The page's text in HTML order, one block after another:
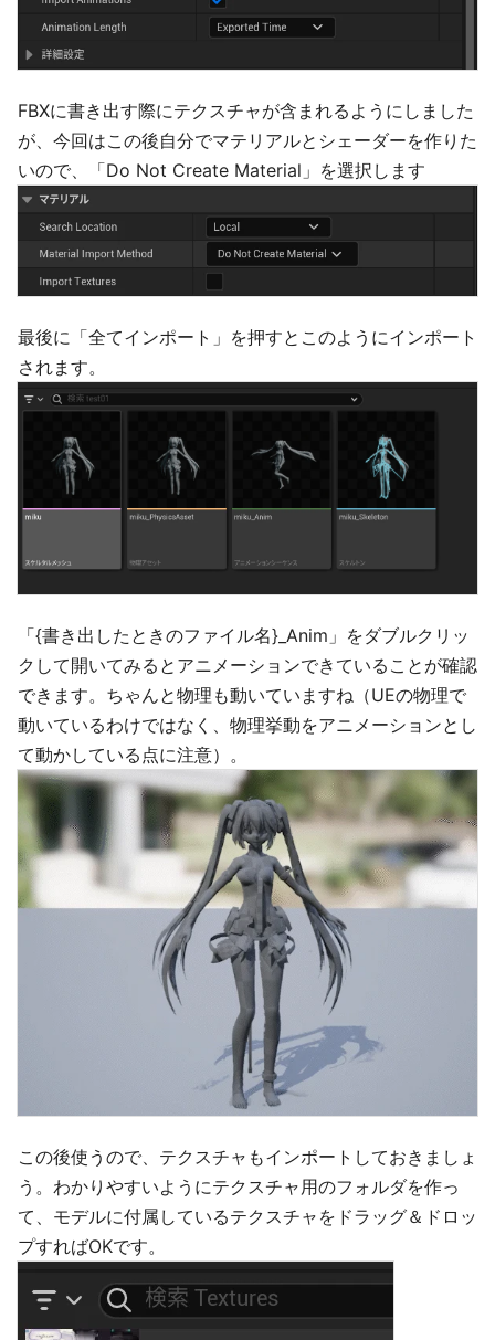
FBXに書き出す際にテクスチャが含まれるようにしました
が、今回はこの後自分でマテリアルとシェーダーを作りた
いので、「Do Not Create Material」を選択します
最後に「全てインポート」を押すとこのようにインポート
されます。
「{書き出したときのファイル名}_Anim」をダブルクリッ
クして開いてみるとアニメーションできていることが確認
できます。ちゃんと物理も動いていますね（UEの物理で
動いているわけではなく、物理挙動をアニメーションとし
て動かしている点に注意）。
この後使うので、テクスチャもインポートしておきましょ
う。わかりやすいようにテクスチャ用のフォルダを作っ
て、モデルに付属しているテクスチャをドラッグ＆ドロッ
プすればOKです。